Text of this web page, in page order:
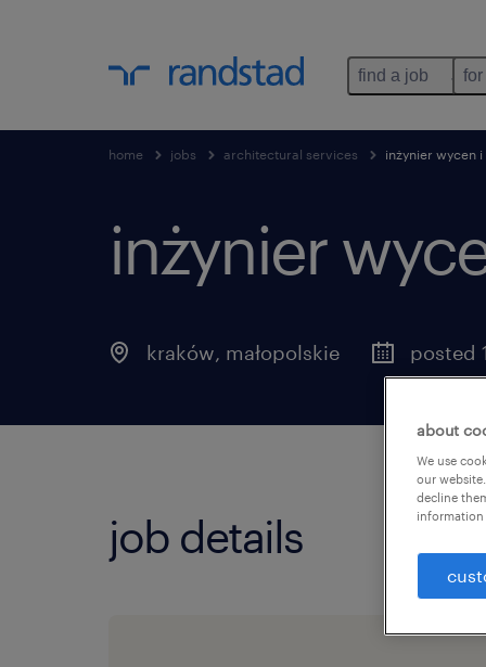
find a job
home jobs architectural services inżynier wycen
inżynier
kraków, małopolskie posted
job details
about
We use
our
decline
information